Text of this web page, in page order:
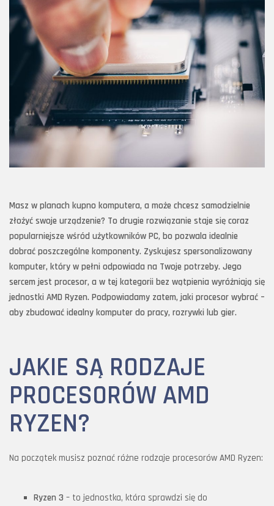
Masz w planach kupno komputera, a może chcesz samodzielnie
złożyć swoje urządzenie? To drugie rozwiązanie staje się coraz
popularniejsze wśród użytkowników PC, bo pozwala idealnie
dobrać poszczególne komponenty. Zyskujesz spersonalizowany
komputer, który w pełni odpowiada na Twoje potrzeby. Jego
sercem jest procesor, a w tej kategorii bez wątpienia wyróżniają się
jednostki AMD Ryzen. Podpowiadamy zatem, jaki procesor wybrać –
aby zbudować idealny komputer do pracy, rozrywki lub gier.
JAKIE SĄ RODZAJE
PROCESORÓW AMD
RYZEN?
Na początek musisz poznać różne rodzaje procesorów AMD Ryzen:
Ryzen 3 – to jednostka, która sprawdzi się do